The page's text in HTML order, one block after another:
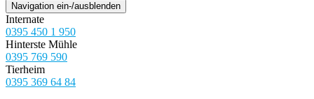
Navigation ein-/ausblenden
Internate
0395 450 1 950
Hinterste Mühle
0395 769 590
Tierheim
0395 369 64 84